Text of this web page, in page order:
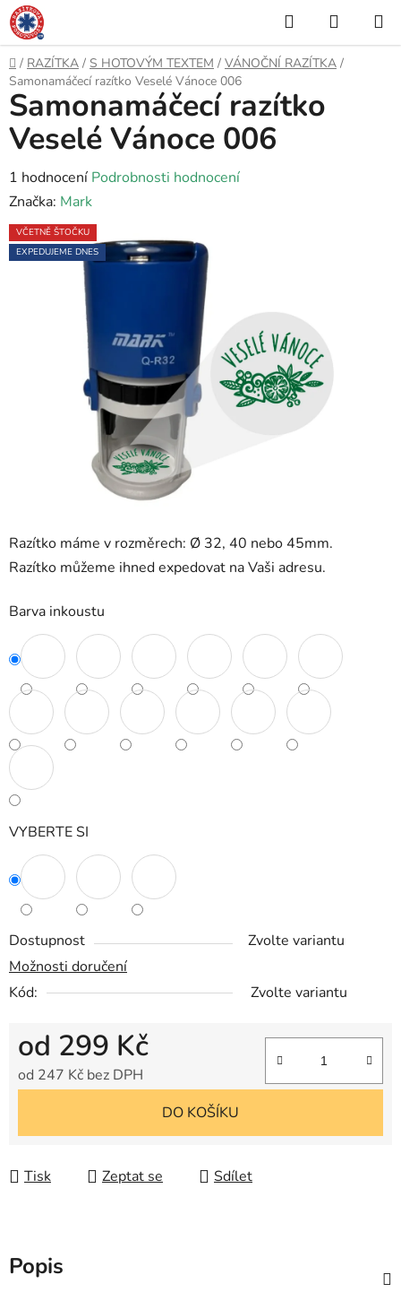
Přejít
na
obsah
Hledat
KOŠÍK
Domů
/ RAZÍTKA / S HOTOVÝM TEXTEM / VÁNOČNÍ RAZÍTKA /
Samonamáčecí razítko Veselé Vánoce 006
Razítko máme v rozměrech: Ø 32, 40 nebo 45mm.
Razítko můžeme ihned expedovat na Vaši adresu.
Barva inkoustu
VYBERTE SI
Dostupnost
Zvolte variantu
Možnosti doručení
Kód:
Zvolte variantu
od 299 Kč
od 247 Kč bez DPH
DO KOŠÍKU
Tisk Zeptat se Sdílet
Samonamáčecí razítko
Veselé Vánoce 006
Průměrné
hodnocení
produktu
je
1 hodnocení Podrobnosti hodnocení
Značka: Mark
VČETNĚ ŠTOČKU
EXPEDUJEME DNES
Popis